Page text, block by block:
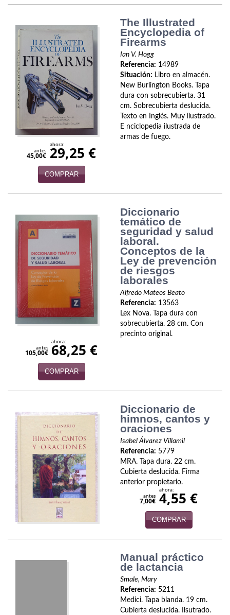
Novela fantástica
Novela histórica
Novela negra
Novela romántica
Otros idiomas
Papás, Mamás, bebés...
Papás, Mamás, Bebés...
Papás, Mamás, Bebés…
Poesía
Política
Psicología. Educación
Religión
Revistas
Segunda Guerra Mundial
Sobre Madrid
Tema Local
Terror
Terrorismo
Varios
Viajes
Viajesç
The Illustrated
Encyclopedia of
Firearms
Ian V. Hogg
Referencia: 14989
Situación: Libro en almacén.
New Burlington Books. Tapa
dura con sobrecubierta. 31
cm. Sobrecubierta deslucida.
Texto en Inglés. Muy ilustrado.
E nciclopedia ilustrada de
armas de fuego.
antes
45,00€
ahora:
29,25 €
COMPRAR
Diccionario
temático de
seguridad y salud
laboral.
Conceptos de la
Ley de prevención
de riesgos
laborales
Alfredo Mateos Beato
Referencia: 13563
Lex Nova. Tapa dura con
sobrecubierta. 28 cm. Con
precinto original.
antes
105,00€
ahora:
68,25 €
COMPRAR
Diccionario de
himnos, cantos y
oraciones
Isabel Álvarez Villamil
Referencia: 5779
MRA. Tapa dura. 22 cm.
Cubierta deslucida. Firma
anterior propietario.
antes
7,00€
ahora:
4,55 €
COMPRAR
Manual práctico
de lactancia
Smale, Mary
Referencia: 5211
Medici. Tapa blanda. 19 cm.
Cubierta deslucida. Ilsutrado.